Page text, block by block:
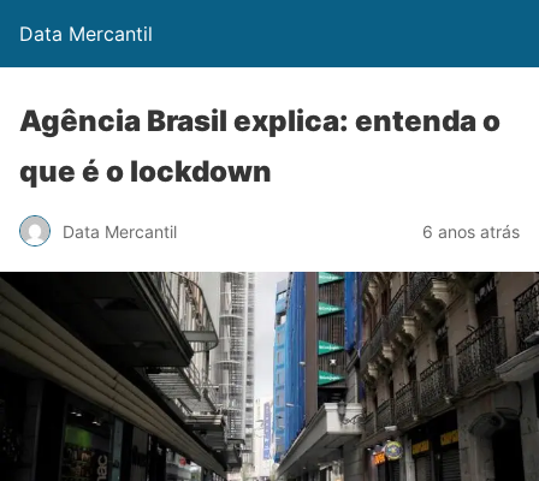
Data Mercantil
Agência Brasil explica: entenda o
que é o lockdown
Data Mercantil 6 anos atrás